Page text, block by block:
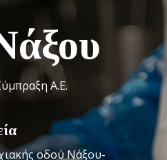
Α.Ε.
οδού Νάξου-